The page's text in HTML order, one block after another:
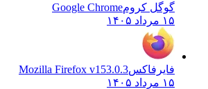
گوگل کرومGoogle Chrome
۱۵ مرداد ۱۴۰۵
فایرفاکسMozilla Firefox v153.0.3
۱۵ مرداد ۱۴۰۵